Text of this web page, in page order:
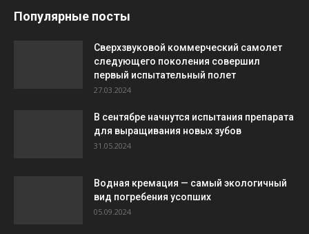
Популярные посты
Сверхзвуковой коммерческий самолет
следующего поколения совершил
первый испытательный полет
27.03.2024
В сентябре начнутся испытания препарата
для выращивания новых зубов
31.05.2024
Водная кремация — самый экологичный
вид погребения усопших
05.09.2024